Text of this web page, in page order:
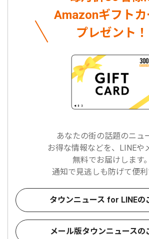
Amazonギフトカ
プレゼント！
あなたの街の話題のニュ
お得な情報などを、LINEや
無料でお届けします。
通知で見逃しも防げて便利
タウンニュース for LINEの
メール版タウンニュースの